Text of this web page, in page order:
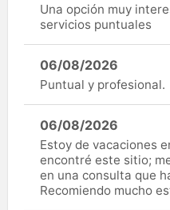
Una opción muy
servicios puntuales
06/08/2026
Puntual y profesional.
06/08/2026
Estoy de vacaciones
encontré este sitio;
en una consulta que
Recomiendo mucho